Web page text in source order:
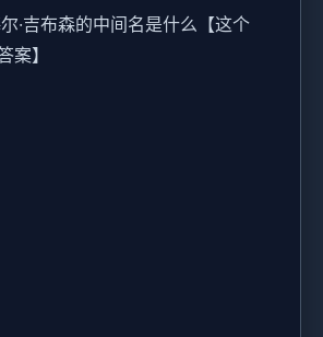
·吉布森的中间名是什么【这个
案】